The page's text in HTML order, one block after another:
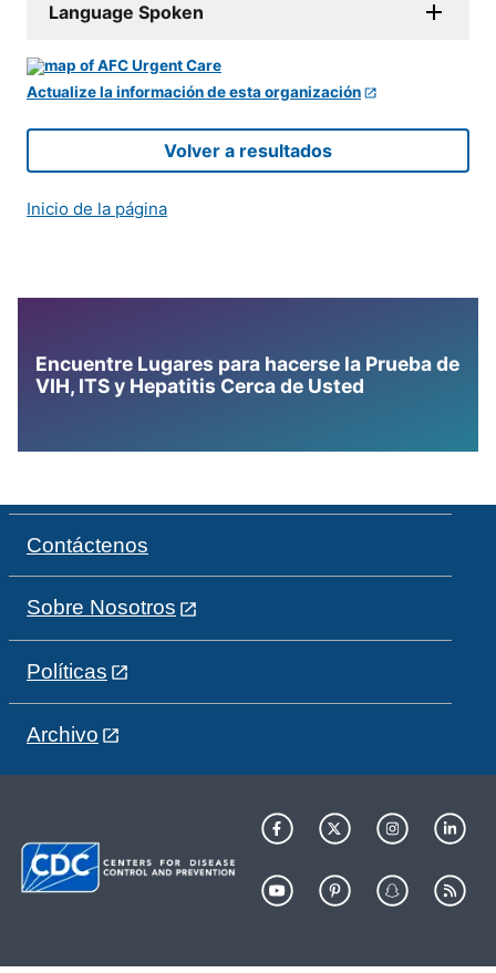
Language Spoken
Actualize la información de esta organización
Volver a resultados
Inicio de la página
Encuentre Lugares para hacerse la Prueba de
VIH, ITS y Hepatitis Cerca de Usted
Contáctenos
Sobre Nosotros
Políticas
Archivo